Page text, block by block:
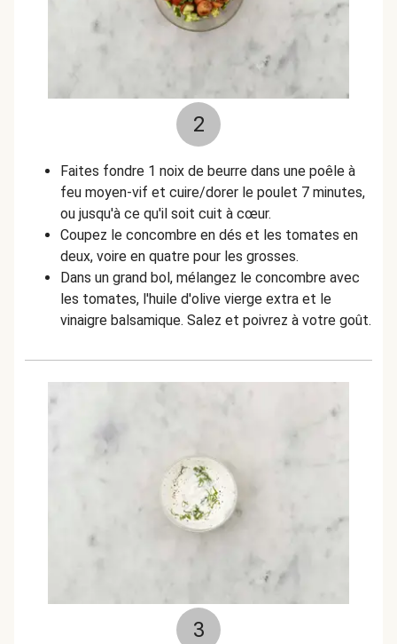
2
Faites fondre 1 noix de beurre dans une poêle à
feu moyen-vif et cuire/dorer le poulet 7 minutes,
ou jusqu'à ce qu'il soit cuit à cœur.
Coupez le concombre en dés et les tomates en
deux, voire en quatre pour les grosses.
Dans un grand bol, mélangez le concombre avec
les tomates, l'huile d'olive vierge extra et le
vinaigre balsamique. Salez et poivrez à votre goût.
3